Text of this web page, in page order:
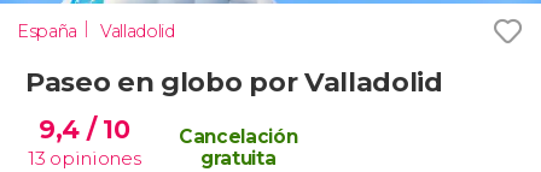
España Valladolid
Paseo en globo por Valladolid
9,4 / 10
13 opiniones
Cancelación
gratuita